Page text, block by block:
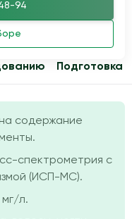
Подготовка
содержание
спектрометрия с
(ИСП-МС).
мг/л.
94